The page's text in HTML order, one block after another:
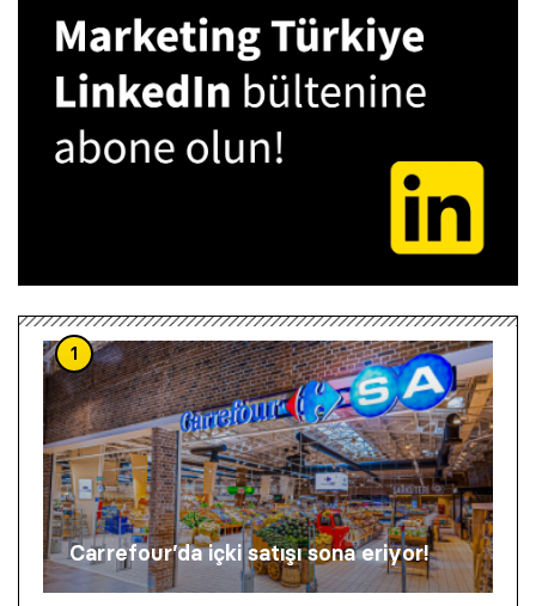
1
Carrefour’da içki satışı sona eriyor!